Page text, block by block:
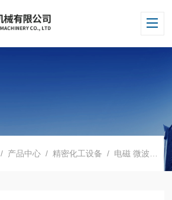
/ 产品中心 / 精密化工设备 / 电磁 微波 反应釜